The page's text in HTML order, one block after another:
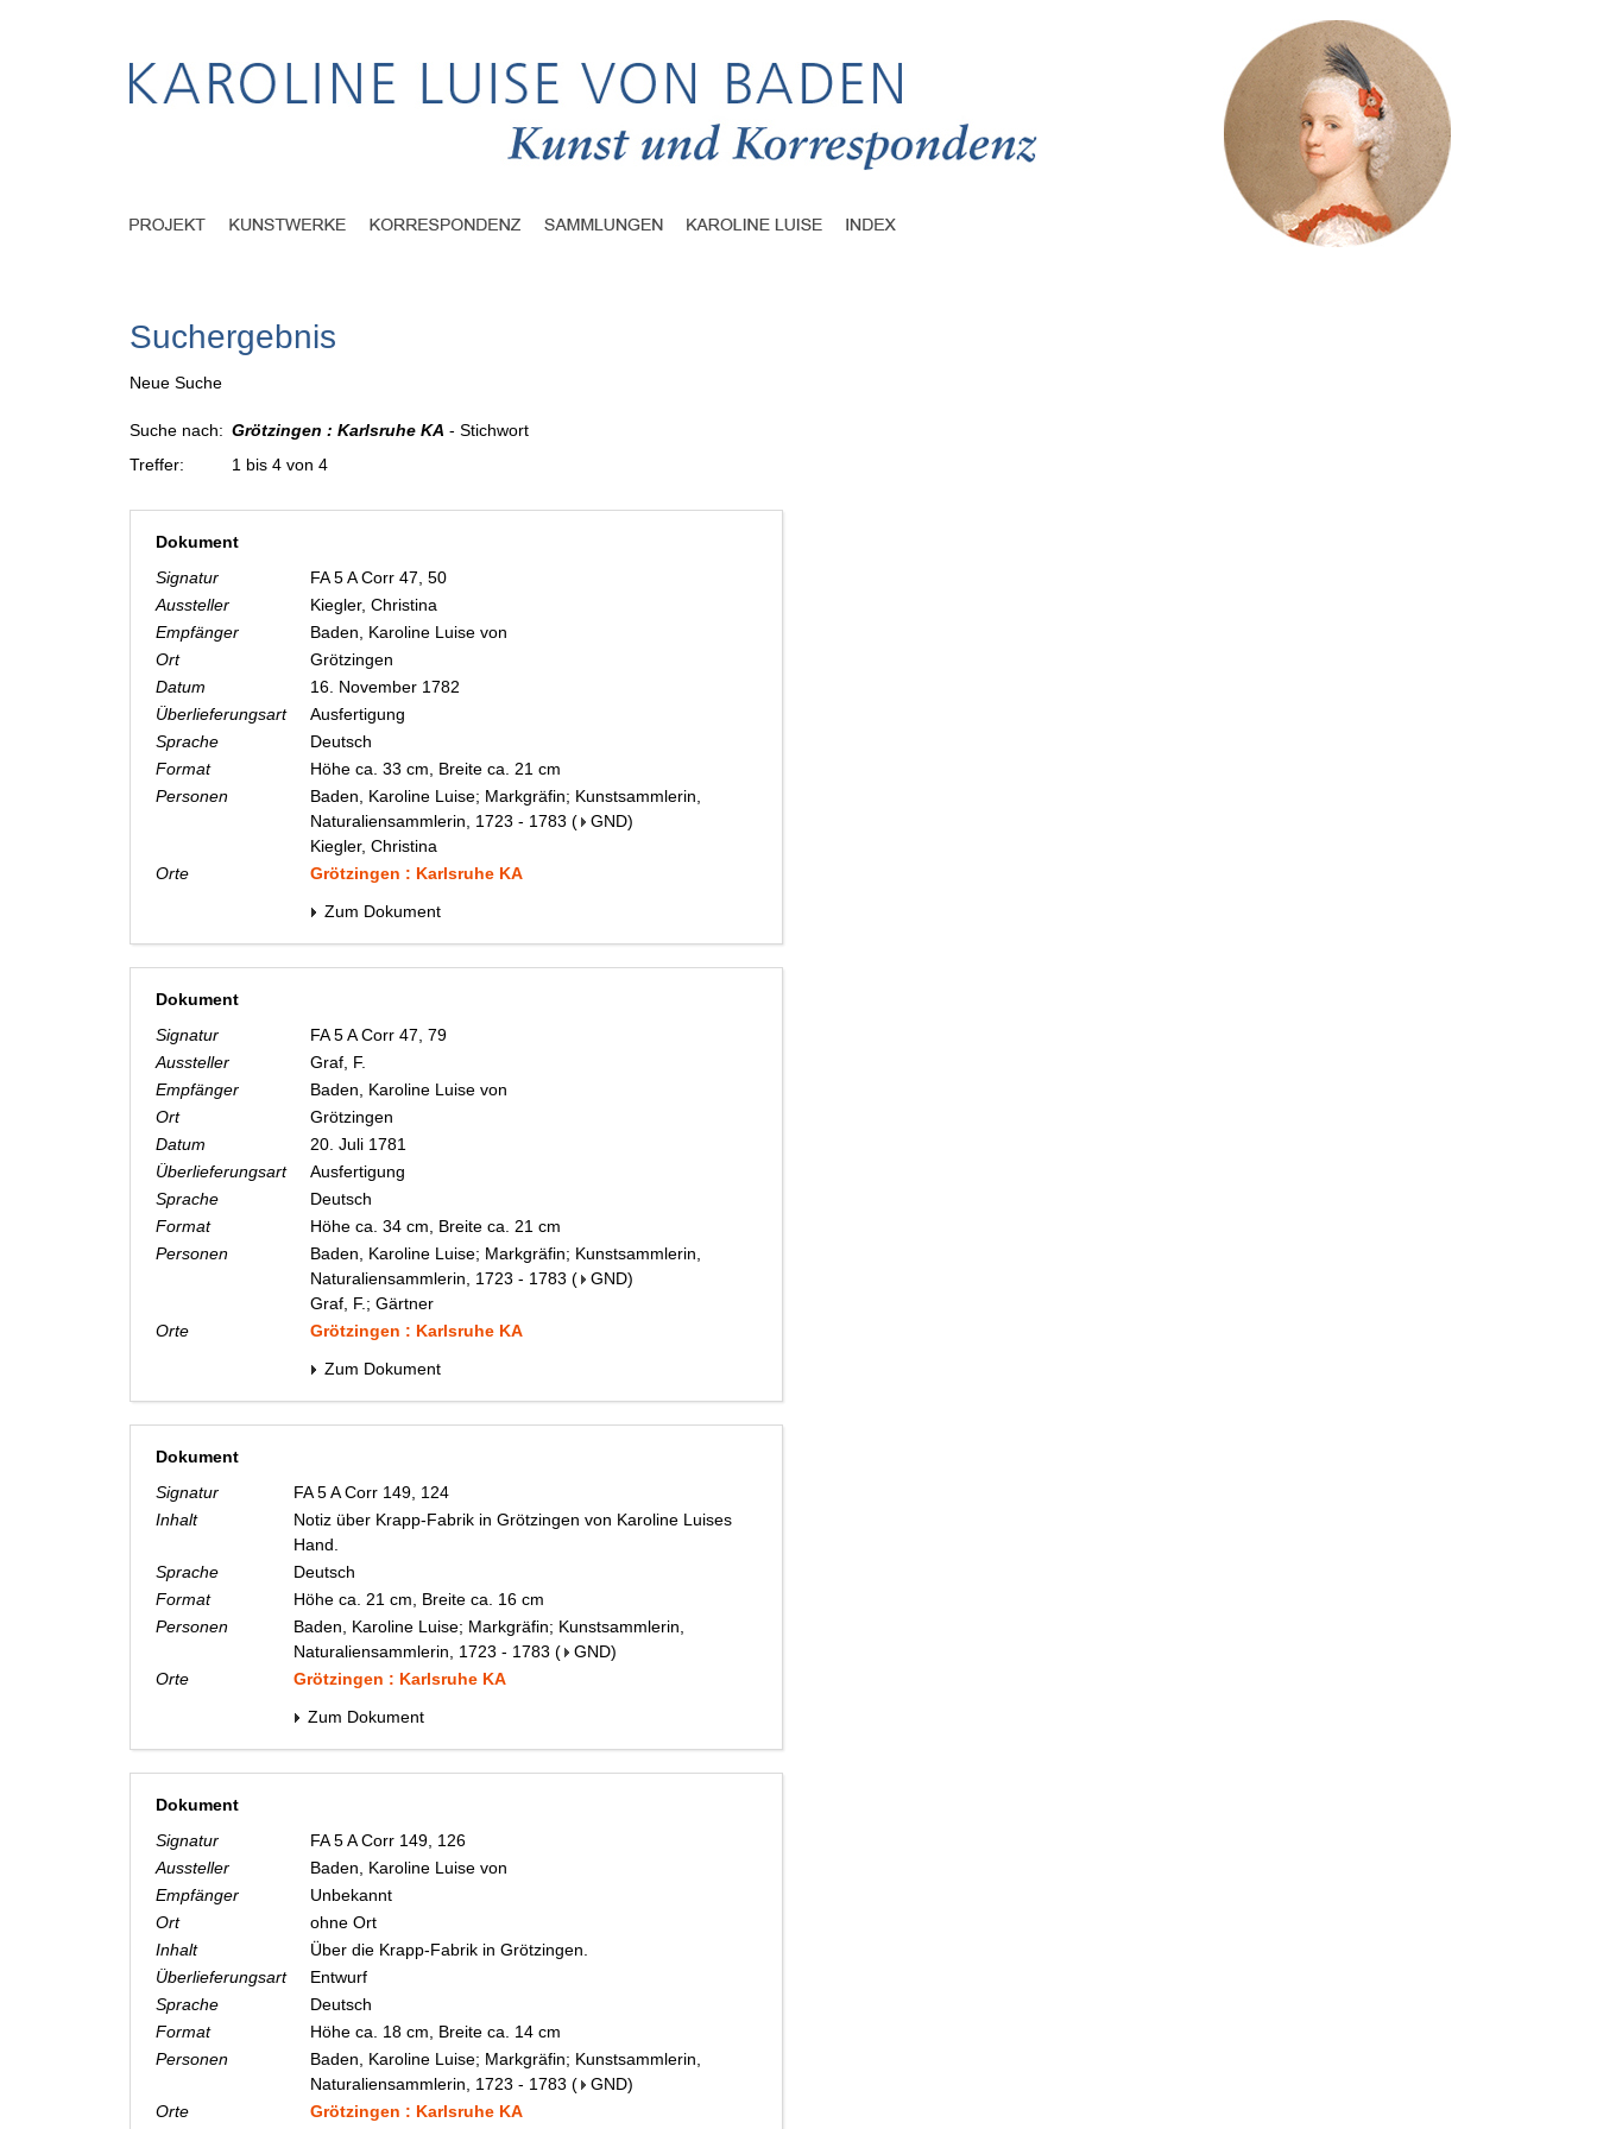
Suchergebnis
Neue Suche
Suche nach: Grötzingen : Karlsruhe KA - Stichwort
Treffer:
1 bis 4 von 4
Dokument
Signatur
FA 5 A Corr 47, 50
Aussteller
Kiegler, Christina
Empfänger
Baden, Karoline Luise von
Ort
Grötzingen
Datum
16. November 1782
Überlieferungsart
Ausfertigung
Sprache
Deutsch
Format
Höhe ca. 33 cm, Breite ca. 21 cm
Personen
Baden, Karoline Luise; Markgräfin; Kunstsammlerin,
Naturaliensammlerin, 1723 - 1783 ( GND)
Kiegler, Christina
Orte
Grötzingen : Karlsruhe KA
Zum Dokument
Dokument
Signatur
FA 5 A Corr 47, 79
Aussteller
Graf, F.
Empfänger
Baden, Karoline Luise von
Ort
Grötzingen
Datum
20. Juli 1781
Überlieferungsart
Ausfertigung
Sprache
Deutsch
Format
Höhe ca. 34 cm, Breite ca. 21 cm
Personen
Baden, Karoline Luise; Markgräfin; Kunstsammlerin,
Naturaliensammlerin, 1723 - 1783 ( GND)
Graf, F.; Gärtner
Orte
Grötzingen : Karlsruhe KA
Zum Dokument
Dokument
Signatur
FA 5 A Corr 149, 124
Inhalt
Notiz über Krapp-Fabrik in Grötzingen von Karoline Luises
Hand.
Sprache
Deutsch
Format
Höhe ca. 21 cm, Breite ca. 16 cm
Personen
Baden, Karoline Luise; Markgräfin; Kunstsammlerin,
Naturaliensammlerin, 1723 - 1783 ( GND)
Orte
Grötzingen : Karlsruhe KA
Zum Dokument
Dokument
Signatur
FA 5 A Corr 149, 126
Aussteller
Baden, Karoline Luise von
Empfänger
Unbekannt
Ort
ohne Ort
Inhalt
Über die Krapp-Fabrik in Grötzingen.
Überlieferungsart
Entwurf
Sprache
Deutsch
Format
Höhe ca. 18 cm, Breite ca. 14 cm
Personen
Baden, Karoline Luise; Markgräfin; Kunstsammlerin,
Naturaliensammlerin, 1723 - 1783 ( GND)
Orte
Grötzingen : Karlsruhe KA